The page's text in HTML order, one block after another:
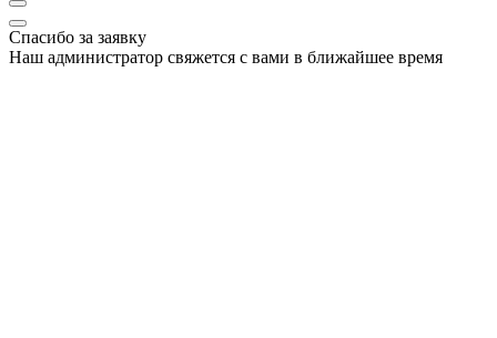
Спасибо за заявку
Наш администратор свяжется с вами в ближайшее время